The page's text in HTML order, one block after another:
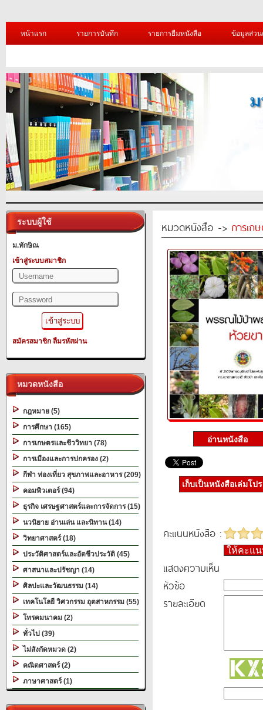
หน้าแรก รายการบันทึก รายการยืมหนังสือ ข้อมูลส่ว
ระบบผู้ใช้
ม.ทักษิณ
เข้าสู่ระบบสมาชิก
สมัครสมาชิก ลืมรหัสผ่าน
หมวดหนังสือ
กฎหมาย (5)
การศึกษา (165)
การเกษตรและชีววิทยา (78)
การเมืองและการปกครอง (2)
กีฬา ท่องเที่ยว สุขภาพและอาหาร (209)
คอมพิวเตอร์ (94)
ธุรกิจ เศรษฐศาสตร์และการจัดการ (15)
นวนิยาย อ่านเล่น และนิทาน (14)
วิทยาศาสตร์ (18)
ประวัติศาสตร์และอัตชีวประวัติ (45)
ศาสนาและปรัชญา (14)
ศิลปะและวัฒนธรรม (14)
เทคโนโลยี วิศวกรรม อุตสาหกรรม (55)
โทรคมนาคม (2)
ทั่วไป (39)
ไม่สังกัดหมวด (2)
คณิตศาสตร์ (2)
ภาษาศาสตร์ (1)
หมวดหนังสือ -> การเก
เก็บเป็นหนังสือเล่มโป
คะแนนหนังสือ :
ให้คะแ
แสดงความเห็น
หัวข้อ
รายละเอียด